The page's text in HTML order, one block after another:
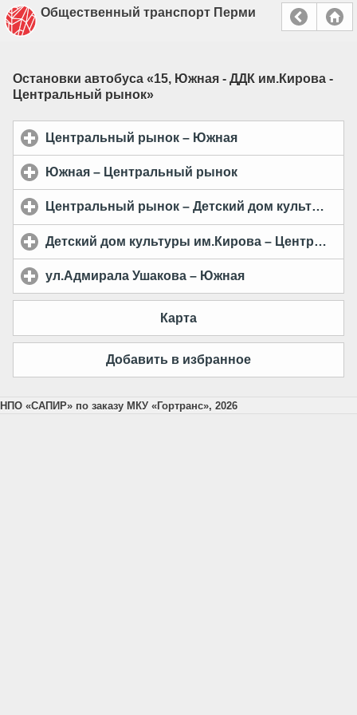
Общественный транспорт Перми
Остановки автобуса «15, Южная - ДДК им.Кирова -
Центральный рынок»
Центральный рынок – Южная
Южная – Центральный рынок
Центральный рынок – Детский дом культуры им.Кирова
Детский дом культуры им.Кирова – Центральный рынок
ул.Адмирала Ушакова – Южная
Карта
Добавить в избранное
НПО «САПИР» по заказу МКУ «Гортранс», 2026